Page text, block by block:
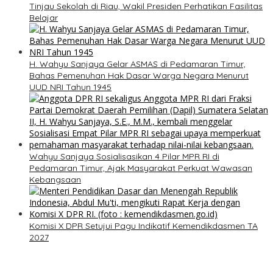
Tinjau Sekolah di Riau, Wakil Presiden Perhatikan Fasilitas
Belajar
H. Wahyu Sanjaya Gelar ASMAS di Pedamaran Timur,
Bahas Pemenuhan Hak Dasar Warga Negara Menurut
UUD NRI Tahun 1945
Wahyu Sanjaya Sosialisasikan 4 Pilar MPR RI di
Pedamaran Timur, Ajak Masyarakat Perkuat Wawasan
Kebangsaan
Komisi X DPR Setujui Pagu Indikatif Kemendikdasmen TA
2027